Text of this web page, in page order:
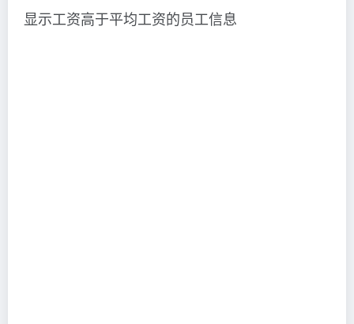
显示工资高于平均工资的员工信息